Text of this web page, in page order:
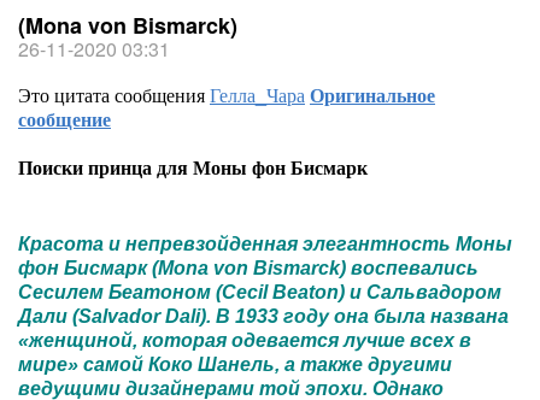
(Mona von Bismarck)
26-11-2020 03:31
Это цитата сообщенияГелла_ЧараОригинальное
сообщение
Поиски принца для Моны фон Бисмарк
Красота и непревзойденная элегантность Моны
фон Бисмарк (Mona von Bismarck) воспевались
Сесилем Беатоном (Cecil Beaton) и Сальвадором
Дали (Salvador Dali). В 1933 году она была названа
«женщиной, которая одевается лучше всех в
мире» самой Коко Шанель, а также другими
ведущими дизайнерами той эпохи. Однако